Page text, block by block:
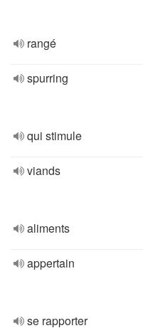
rangé
spurring
qui stimule
viands
aliments
appertain
se rapporter